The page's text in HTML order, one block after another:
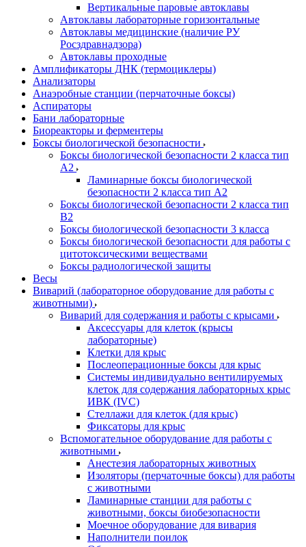
Вертикальные паровые автоклавы
Автоклавы лабораторные горизонтальные
Автоклавы медицинские (наличие РУ
Росздравнадзора)
Автоклавы проходные
Амплификаторы ДНК (термоциклеры)
Анализаторы
Анаэробные станции (перчаточные боксы)
Аспираторы
Бани лабораторные
Биореакторы и ферментеры
Боксы биологической безопасности
Боксы биологической безопасности 2 класса тип
A2
Ламинарные боксы биологической
безопасности 2 класса тип A2
Боксы биологической безопасности 2 класса тип
B2
Боксы биологической безопасности 3 класса
Боксы биологической безопасности для работы с
цитотоксическими веществами
Боксы радиологической защиты
Весы
Виварий (лабораторное оборудование для работы с
животными)
Виварий для содержания и работы с крысами
Аксессуары для клеток (крысы
лабораторные)
Клетки для крыс
Послеоперационные боксы для крыс
Системы индивидуально вентилируемых
клеток для содержания лабораторных крыс
ИВК (IVC)
Стеллажи для клеток (для крыс)
Фиксаторы для крыс
Вспомогательное оборудование для работы с
животными
Анестезия лабораторных животных
Изоляторы (перчаточные боксы) для работы
с животными
Ламинарные станции для работы с
животными, боксы биобезопасности
Моечное оборудование для вивария
Наполнители поилок